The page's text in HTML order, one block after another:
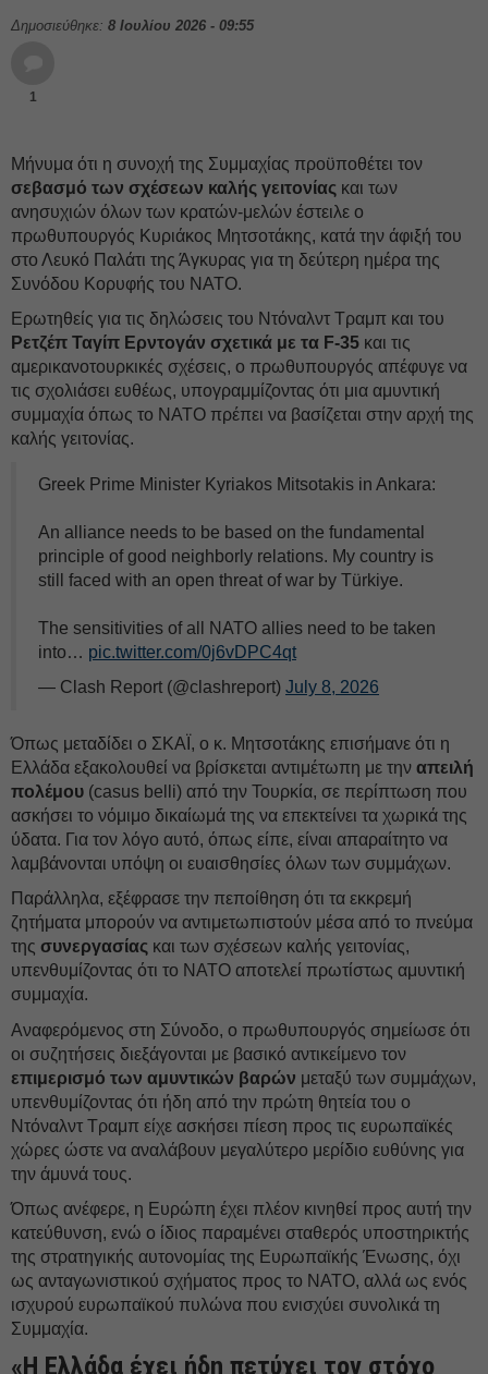
Δημοσιεύθηκε: 8 Ιουλίου 2026 - 09:55
1
Μήνυμα ότι η συνοχή της Συμμαχίας προϋποθέτει τον
σεβασμό των σχέσεων καλής γειτονίας και των
ανησυχιών όλων των κρατών-μελών έστειλε ο
πρωθυπουργός Κυριάκος Μητσοτάκης, κατά την άφιξή του
στο Λευκό Παλάτι της Άγκυρας για τη δεύτερη ημέρα της
Συνόδου Κορυφής του ΝΑΤΟ.
Ερωτηθείς για τις δηλώσεις του Ντόναλντ Τραμπ και του
Ρετζέπ Ταγίπ Ερντογάν σχετικά με τα F-35 και τις
αμερικανοτουρκικές σχέσεις, ο πρωθυπουργός απέφυγε να
τις σχολιάσει ευθέως, υπογραμμίζοντας ότι μια αμυντική
συμμαχία όπως το ΝΑΤΟ πρέπει να βασίζεται στην αρχή της
καλής γειτονίας.
Greek Prime Minister Kyriakos Mitsotakis in Ankara:
An alliance needs to be based on the fundamental
principle of good neighborly relations. My country is
still faced with an open threat of war by Türkiye.
The sensitivities of all NATO allies need to be taken
into… pic.twitter.com/0j6vDPC4qt
— Clash Report (@clashreport) July 8, 2026
Όπως μεταδίδει ο ΣΚΑΪ, ο κ. Μητσοτάκης επισήμανε ότι η
Ελλάδα εξακολουθεί να βρίσκεται αντιμέτωπη με την απειλή
πολέμου (casus belli) από την Τουρκία, σε περίπτωση που
ασκήσει το νόμιμο δικαίωμά της να επεκτείνει τα χωρικά της
ύδατα. Για τον λόγο αυτό, όπως είπε, είναι απαραίτητο να
λαμβάνονται υπόψη οι ευαισθησίες όλων των συμμάχων.
Παράλληλα, εξέφρασε την πεποίθηση ότι τα εκκρεμή
ζητήματα μπορούν να αντιμετωπιστούν μέσα από το πνεύμα
της συνεργασίας και των σχέσεων καλής γειτονίας,
υπενθυμίζοντας ότι το ΝΑΤΟ αποτελεί πρωτίστως αμυντική
συμμαχία.
Αναφερόμενος στη Σύνοδο, ο πρωθυπουργός σημείωσε ότι
οι συζητήσεις διεξάγονται με βασικό αντικείμενο τον
επιμερισμό των αμυντικών βαρών μεταξύ των συμμάχων,
υπενθυμίζοντας ότι ήδη από την πρώτη θητεία του ο
Ντόναλντ Τραμπ είχε ασκήσει πίεση προς τις ευρωπαϊκές
χώρες ώστε να αναλάβουν μεγαλύτερο μερίδιο ευθύνης για
την άμυνά τους.
Όπως ανέφερε, η Ευρώπη έχει πλέον κινηθεί προς αυτή την
κατεύθυνση, ενώ ο ίδιος παραμένει σταθερός υποστηρικτής
της στρατηγικής αυτονομίας της Ευρωπαϊκής Ένωσης, όχι
ως ανταγωνιστικού σχήματος προς το ΝΑΤΟ, αλλά ως ενός
ισχυρού ευρωπαϊκού πυλώνα που ενισχύει συνολικά τη
Συμμαχία.
«Η Ελλάδα έχει ήδη πετύχει τον στόχο